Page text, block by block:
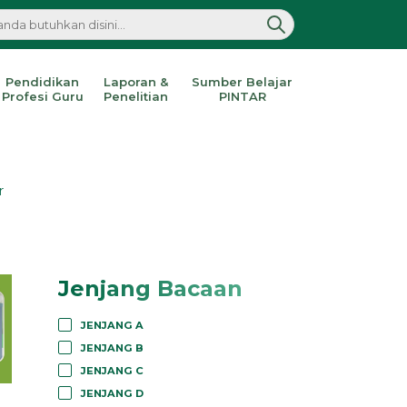
Pendidikan
Profesi Guru
Laporan &
Penelitian
Sumber Belajar
PINTAR
Jenjang Bacaan
JENJANG A
JENJANG B
JENJANG C
JENJANG D